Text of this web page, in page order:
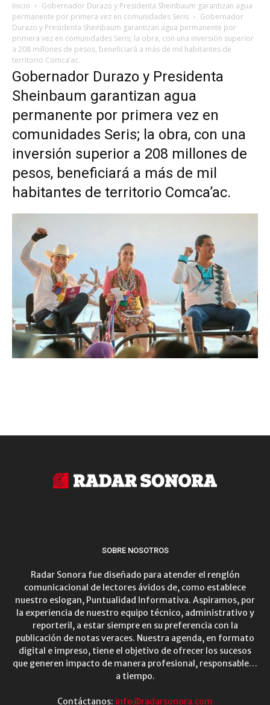
Inicio
Gobernador Durazo y Presidenta Sheinbaum garantizan agua
permanente por primera vez en comunidades Seris
Gobernador
Durazo y Presidenta Sheinbaum garantizan agua permanente por
primera vez en comunidades Seris; la obra, con una inversión superior
a 208 millones de pesos, beneficiará a más de mil habitantes de
territorio Comca’ac.
Gobernador Durazo y Presidenta
Sheinbaum garantizan agua
permanente por primera vez en
comunidades Seris; la obra, con una
inversión superior a 208 millones de
pesos, beneficiará a más de mil
habitantes de territorio Comca’ac.
SOBRE NOSOTROS
Radar Sonora fue diseñado para atender el renglón
comunicacional de lectores ávidos de, como establece
nuestro eslogan, Puntualidad Informativa. Aspiramos, por
la experiencia de nuestro equipo técnico, administrativo y
reporteril, a estar siempre en su preferencia con la
publicación de notas veraces. Nuestra agenda, en formato
digital e impreso, tiene el objetivo de ofrecer los sucesos
que generen impacto de manera profesional, responsable…
a tiempo.
Contáctanos: info@radarsonora.com